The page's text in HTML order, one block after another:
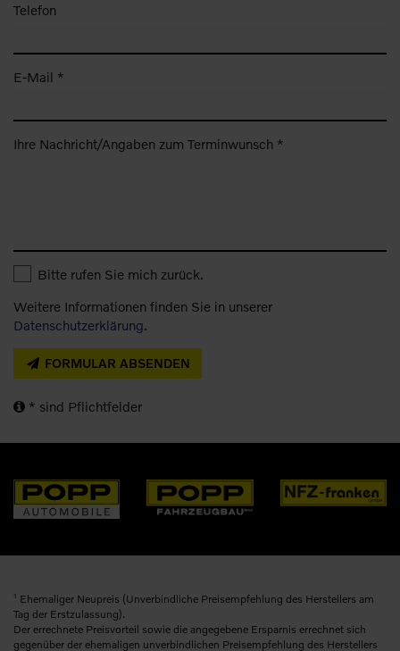
Telefon
E-Mail *
Ihre Nachricht/Angaben zum Terminwunsch *
Bitte rufen Sie mich zurück.
Weitere Informationen finden Sie in unserer
Datenschutzerklärung
FORMULAR ABSENDEN
* sind Pflichtfelder
1 Ehemaliger Neupreis (Unverbindliche Preisempfehlung des Herstellers am
Tag der Erstzulassung).
Der errechnete Preisvorteil sowie die angegebene Ersparnis errechnet sich
gegenüber der ehemaligen unverbindlichen Preisempfehlung des Herstellers